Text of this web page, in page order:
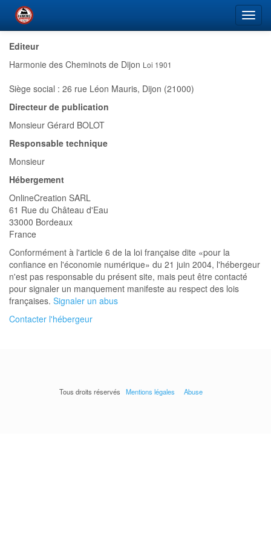
Editeur
Harmonie des Cheminots de Dijon Loi 1901
Siège social : 26 rue Léon Mauris, Dijon (21000)
Directeur de publication
Monsieur Gérard BOLOT
Responsable technique
Monsieur
Hébergement
OnlineCreation SARL
61 Rue du Château d'Eau
33000 Bordeaux
France
Conformément à l'article 6 de la loi française dite «pour la
confiance en l'économie numérique» du 21 juin 2004, l'hébergeur
n'est pas responsable du présent site, mais peut être contacté
pour signaler un manquement manifeste au respect des lois
françaises. Signaler un abus
Contacter l'hébergeur
Tous droits réservés Mentions légales Abuse